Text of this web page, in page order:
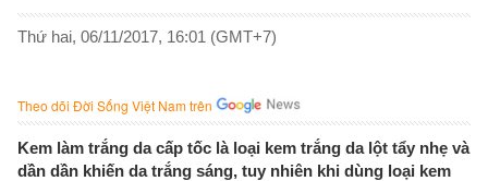
Thứ hai, 06/11/2017, 16:01 (GMT+7)
Theo dõi Đời Sống Việt Nam trên
Kem làm trắng da cấp tốc là loại kem trắng da lột tẩy nhẹ và
dần dần khiến da trắng sáng, tuy nhiên khi dùng loại kem